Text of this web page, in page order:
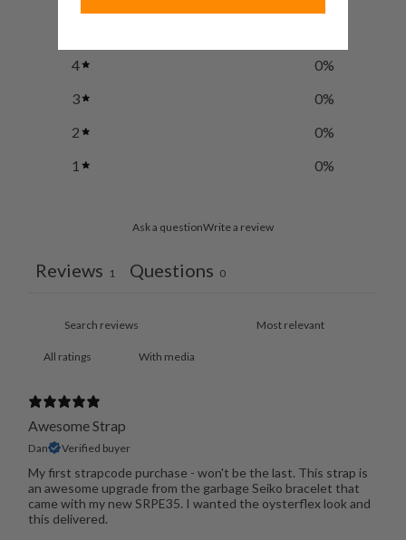
4
0%
3
0%
2
0%
1
0%
Ask a questionWrite a review
Reviews 1 Questions 0
With media
Awesome Strap
Dan Verified buyer
My first strapcode purchase - won't be the last. This strap is
an awesome upgrade from the garbage Seiko bracelet that
came with my new SRPE35. I wanted the oysterflex look and
this delivered.